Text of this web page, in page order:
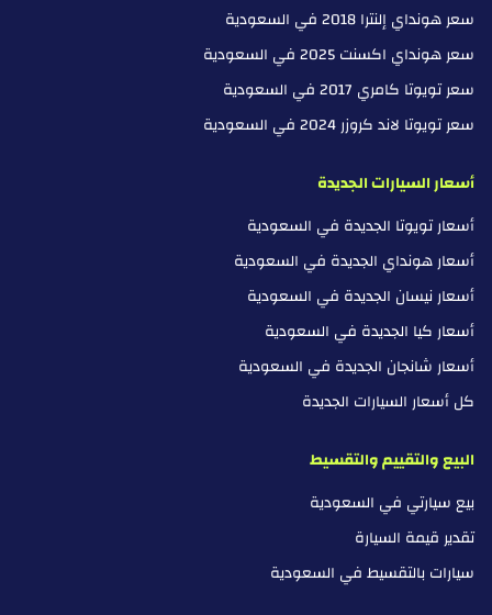
سعر هونداي إلنترا 2018 في السعودية
سعر هونداي اكسنت 2025 في السعودية
سعر تويوتا كامري 2017 في السعودية
سعر تويوتا لاند كروزر 2024 في السعودية
أسعار السيارات الجديدة
أسعار تويوتا الجديدة في السعودية
أسعار هونداي الجديدة في السعودية
أسعار نيسان الجديدة في السعودية
أسعار كيا الجديدة في السعودية
أسعار شانجان الجديدة في السعودية
كل أسعار السيارات الجديدة
البيع والتقييم والتقسيط
بيع سيارتي في السعودية
تقدير قيمة السيارة
سيارات بالتقسيط في السعودية